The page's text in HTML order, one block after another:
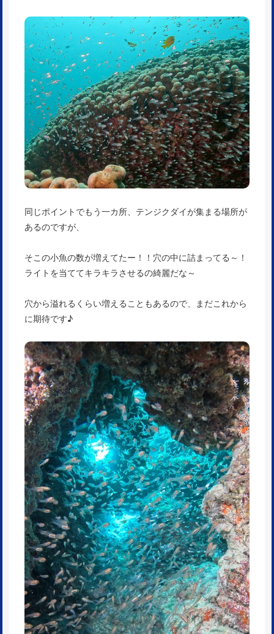
同じポイントでもう一カ所、テンジクダイが集まる場所が
あるのですが、
そこの小魚の数が増えてたー！！穴の中に詰まってる～！
ライトを当ててキラキラさせるの綺麗だな～
穴から溢れるくらい増えることもあるので、まだこれから
に期待です♪